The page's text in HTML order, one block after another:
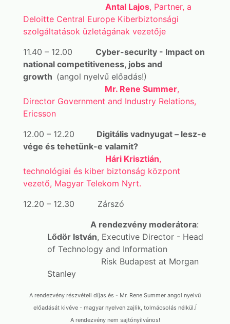
Antal Lajos, Partner, a
Deloitte Central Europe Kiberbiztonsági
szolgáltatások üzletágának vezetője
11.40 – 12.00 Cyber-security - Impact on
national competitiveness, jobs and
growth (angol nyelvű előadás!)
Mr. Rene Summer,
Director Government and Industry Relations,
Ericsson
12.00 – 12.20
Digitális vadnyugat – lesz-e
vége és tehetünk-e valamit?
Hári Krisztián,
technológiai és kiber biztonság központ
vezető, Magyar Telekom Nyrt.
12.20 – 12.30 Zárszó
A rendezvény moderátora:
Lődör István, Executive Director - Head
of Technology and Information
Risk Budapest at Morgan
Stanley
A rendezvény részvételi díjas és - Mr. Rene Summer angol nyelvű
előadását kivéve - magyar nyelven zajlik, tolmácsolás nélkül.Í
A rendezvény nem sajtónyilvános!